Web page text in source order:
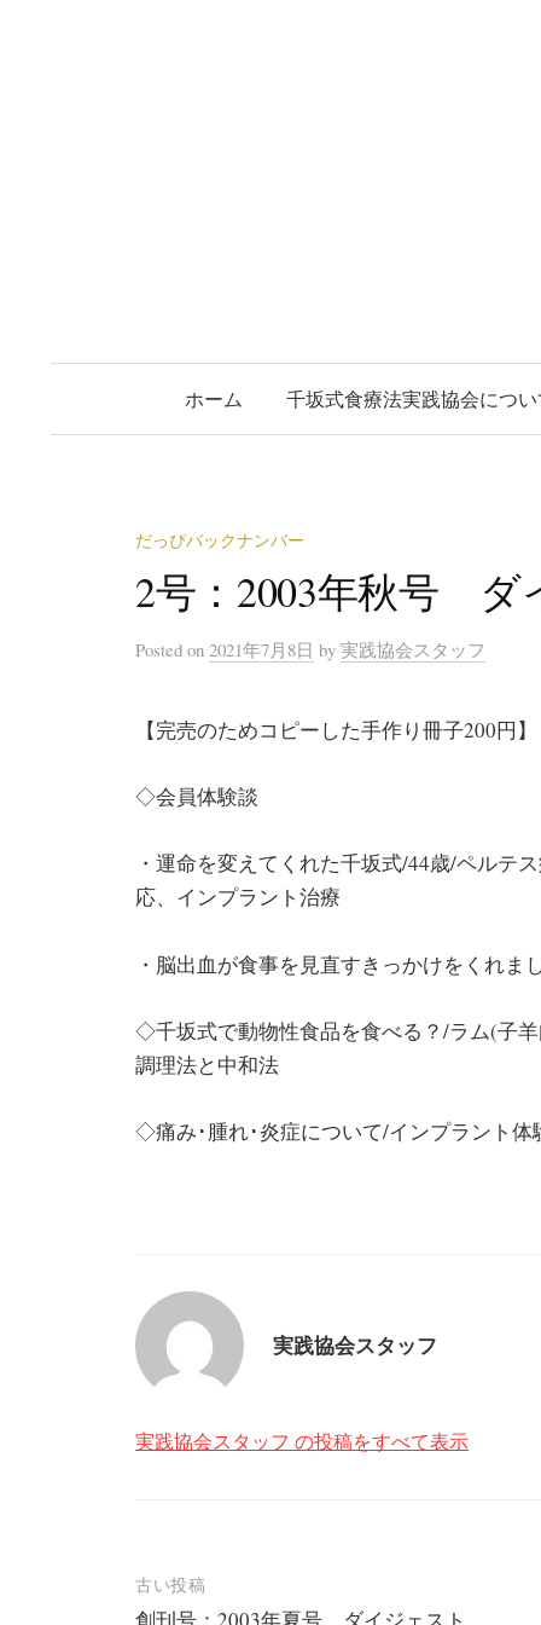
ホーム 千坂式食療法実践協会につい
だっぴバックナンバー
2号：2003年秋号 ダ
Posted on 2021年7月8日 by 実践協会スタッフ
【完売のためコピーした手作り冊子200円】
◇会員体験談
・運命を変えてくれた千坂式/44歳/ペルテ
応、インプラント治療
・脳出血が食事を見直すきっかけをくれま
◇千坂式で動物性食品を食べる？/ラム(子
調理法と中和法
◇痛み･腫れ･炎症について/インプラント体
実践協会スタッフ
実践協会スタッフ の投稿をすべて表示
投
古い投稿